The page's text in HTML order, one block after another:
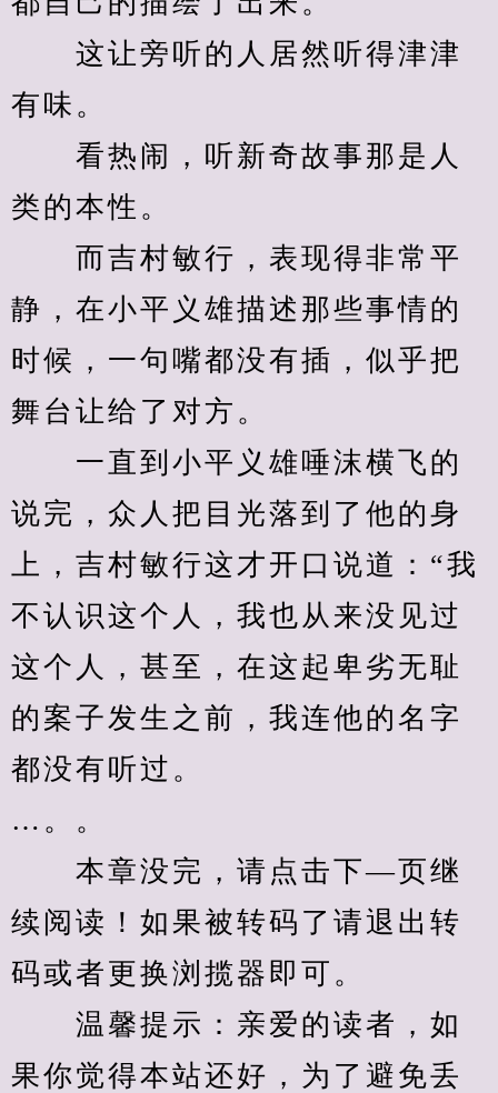
这让旁听的人居然听得津津
有味。
看热闹，听新奇故事那是人
类的本性。
而吉村敏行，表现得非常平
静，在小平义雄描述那些事情的
时候，一句嘴都没有插，似乎把
舞台让给了对方。
一直到小平义雄唾沫横飞的
说完，众人把目光落到了他的身
上，吉村敏行这才开口说道：“我
不认识这个人，我也从来没见过
这个人，甚至，在这起卑劣无耻
的案子发生之前，我连他的名字
都没有听过。
…。。
本章没完，请点击下—页继
续阅读！如果被转码了请退出转
码或者更换浏揽器即可。
温馨提示：亲爱的读者，如
果你觉得本站还好，为了避免丢